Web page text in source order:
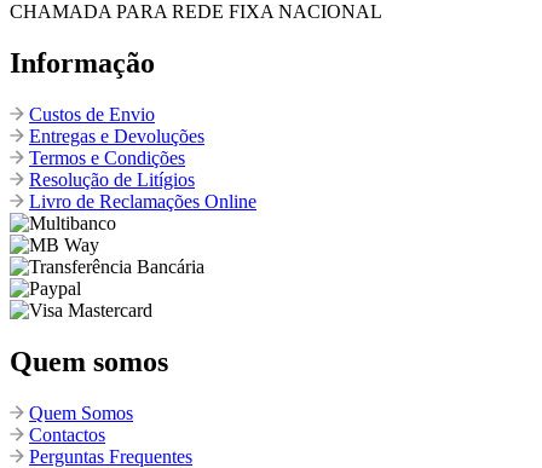
CHAMADA PARA REDE FIXA NACIONAL
Informação
Custos de Envio
Entregas e Devoluções
Termos e Condições
Resolução de Litígios
Livro de Reclamações Online
Quem somos
Quem Somos
Contactos
Perguntas Frequentes